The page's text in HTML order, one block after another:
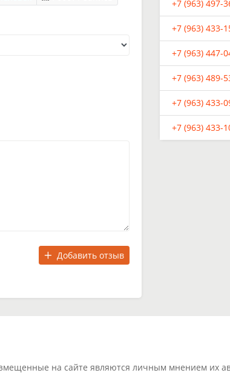
Добавить отзыв
+7 (963) 497-
+7 (963) 433-
+7 (963) 447-
+7 (963) 489-
+7 (963) 433-
+7 (963) 433-
на сайте являются личным мнением их